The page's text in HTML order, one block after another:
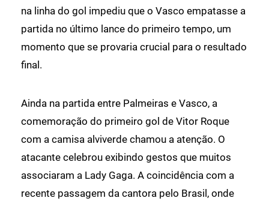
na linha do gol impediu que o Vasco empatasse a
partida no último lance do primeiro tempo, um
momento que se provaria crucial para o resultado
final.
Ainda na partida entre Palmeiras e Vasco, a
comemoração do primeiro gol de Vitor Roque
com a camisa alviverde chamou a atenção. O
atacante celebrou exibindo gestos que muitos
associaram a Lady Gaga. A coincidência com a
recente passagem da cantora pelo Brasil, onde